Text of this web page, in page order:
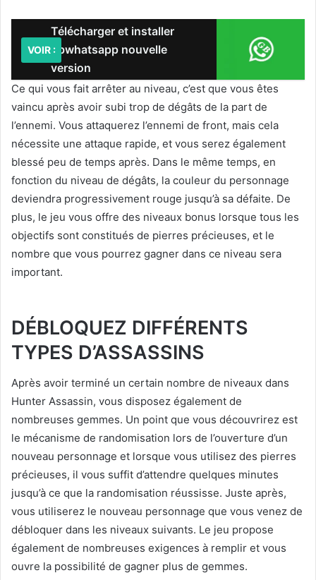
Télécharger et installer
gbwhatsapp nouvelle
version
VOIR :
Ce qui vous fait arrêter au niveau, c’est que vous êtes
vaincu après avoir subi trop de dégâts de la part de
l’ennemi. Vous attaquerez l’ennemi de front, mais cela
nécessite une attaque rapide, et vous serez également
blessé peu de temps après. Dans le même temps, en
fonction du niveau de dégâts, la couleur du personnage
deviendra progressivement rouge jusqu’à sa défaite. De
plus, le jeu vous offre des niveaux bonus lorsque tous les
objectifs sont constitués de pierres précieuses, et le
nombre que vous pourrez gagner dans ce niveau sera
important.
DÉBLOQUEZ DIFFÉRENTS
TYPES D’ASSASSINS
Après avoir terminé un certain nombre de niveaux dans
Hunter Assassin, vous disposez également de
nombreuses gemmes. Un point que vous découvrirez est
le mécanisme de randomisation lors de l’ouverture d’un
nouveau personnage et lorsque vous utilisez des pierres
précieuses, il vous suffit d’attendre quelques minutes
jusqu’à ce que la randomisation réussisse. Juste après,
vous utiliserez le nouveau personnage que vous venez de
débloquer dans les niveaux suivants. Le jeu propose
également de nombreuses exigences à remplir et vous
ouvre la possibilité de gagner plus de gemmes.